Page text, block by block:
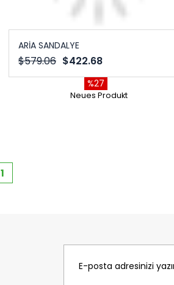
ARİA SANDALYE
$422.68
$579.06
%27
Neues Produkt
1